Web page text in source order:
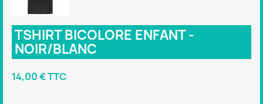
TSHIRT BICOLORE ENFANT -
NOIR/BLANC
14,00 € TTC